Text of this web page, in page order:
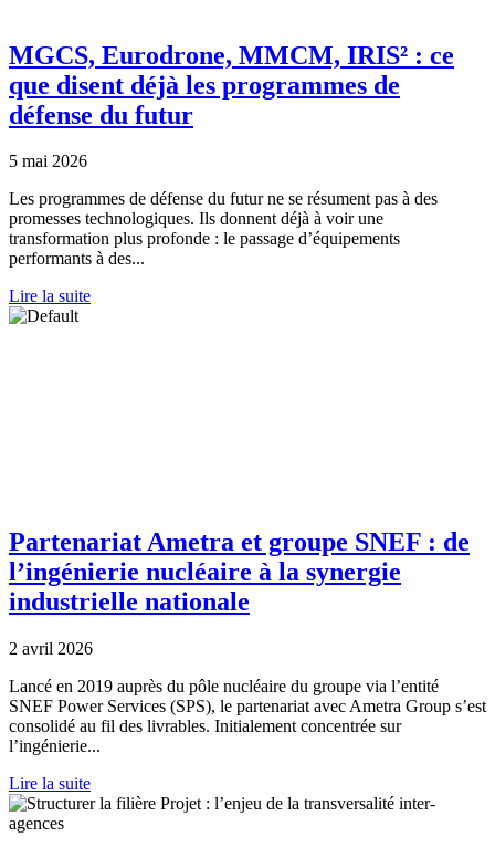
MGCS, Eurodrone, MMCM, IRIS² : ce
que disent déjà les programmes de
défense du futur
5 mai 2026
Les programmes de défense du futur ne se résument pas à des
promesses technologiques. Ils donnent déjà à voir une
transformation plus profonde : le passage d’équipements
performants à des...
Lire la suite
Partenariat Ametra et groupe SNEF : de
l’ingénierie nucléaire à la synergie
industrielle nationale
2 avril 2026
Lancé en 2019 auprès du pôle nucléaire du groupe via l’entité
SNEF Power Services (SPS), le partenariat avec Ametra Group s’est
consolidé au fil des livrables. Initialement concentrée sur
l’ingénierie...
Lire la suite